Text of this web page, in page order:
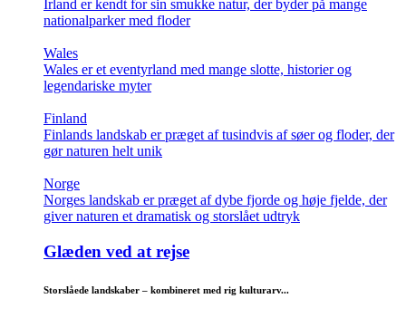
Irland er kendt for sin smukke natur, der byder på mange
nationalparker med floder
Wales
Wales er et eventyrland med mange slotte, historier og
legendariske myter
Finland
Finlands landskab er præget af tusindvis af søer og floder, der
gør naturen helt unik
Norge
Norges landskab er præget af dybe fjorde og høje fjelde, der
giver naturen et dramatisk og storslået udtryk
Glæden ved at rejse
Storslåede landskaber – kombineret med rig kulturarv...